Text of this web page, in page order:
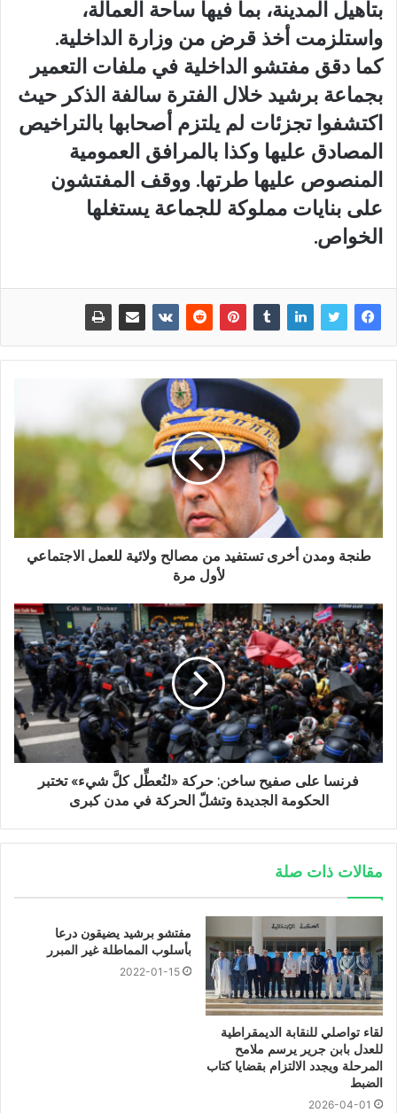
بتأهيل المدينة، بما فيها ساحة العمالة،
واستلزمت أخذ قرض من وزارة الداخلية.
كما دقق مفتشو الداخلية في ملفات التعمير
بجماعة برشيد خلال الفترة سالفة الذكر حيث
اكتشفوا تجزئات لم يلتزم أصحابها بالتراخيص
المصادق عليها وكذا بالمرافق العمومية
المنصوص عليها طرتها. ووقف المفتشون
على بنايات مملوكة للجماعة يستغلها
الخواص.
طنجة ومدن أخرى تستفيد من مصالح ولائية للعمل الاجتماعي
لأول مرة
فرنسا على صفيح ساخن: حركة «لنُعطِّل كلَّ شيء» تختبر
الحكومة الجديدة وتشلّ الحركة في مدن كبرى
مقالات ذات صلة
لقاء تواصلي للنقابة الديمقراطية
للعدل بابن جرير يرسم ملامح
المرحلة ويجدد الالتزام بقضايا كتاب
الضبط
2026-04-01
مفتشو برشيد يضيقون درعا
بأسلوب المماطلة غير المبرر
2022-01-15